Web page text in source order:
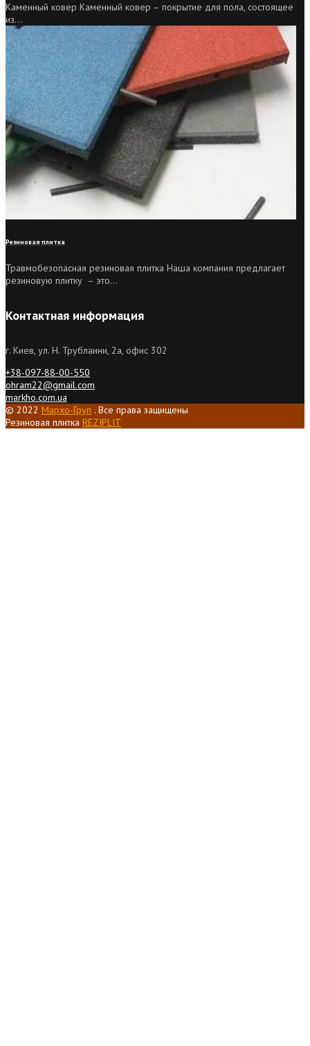
Каменный ковер Каменный ковер – покрытие для пола, состоящее
из...
Резиновая плитка
Травмобезопасная резиновая плитка Наша компания предлагает
резиновую плитку – это...
Контактная информация
г. Киев, ул. Н. Трублаини, 2а, офис 302
+38-097-88-00-550
ohram22@gmail.com
markho.com.ua
© 2022 Мархо-Груп . Все права защищены
Резиновая плитка REZIPLIT